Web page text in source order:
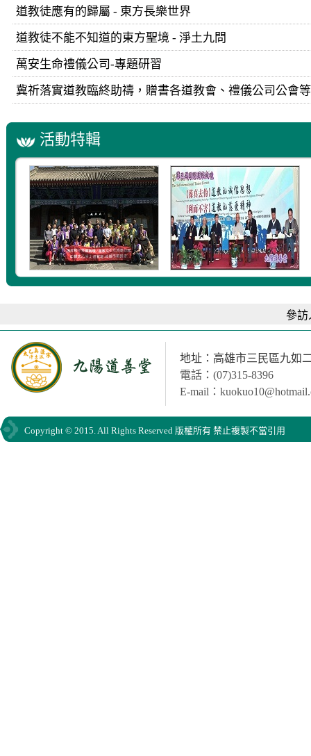
道教徒應有的歸屬 - 東方長樂世界
道教徒不能不知道的東方聖境 - 淨土九問
萬安生命禮儀公司-專題研習
冀祈落實道教臨終助禱，贈書各道教會、禮儀公司公會等
活動特輯
參訪
地址：高雄市三民區九如
電話：(07)315-8396
E-mail：
Copyright © 2015. All Rights Reserved 版權所有 禁止複製不當引用